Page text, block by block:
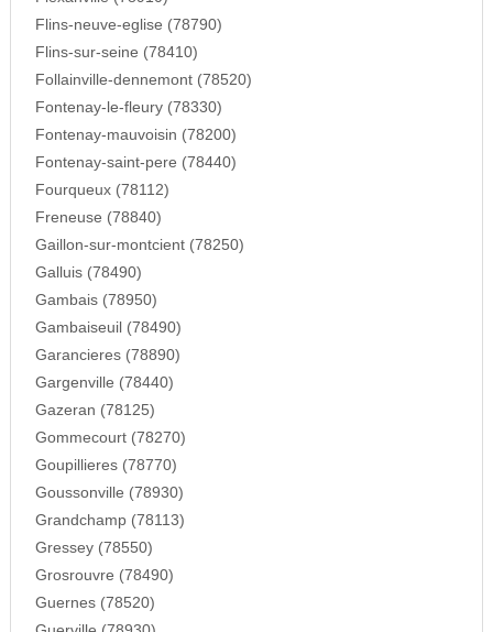
Flins-neuve-eglise (78790)
Flins-sur-seine (78410)
Follainville-dennemont (78520)
Fontenay-le-fleury (78330)
Fontenay-mauvoisin (78200)
Fontenay-saint-pere (78440)
Fourqueux (78112)
Freneuse (78840)
Gaillon-sur-montcient (78250)
Galluis (78490)
Gambais (78950)
Gambaiseuil (78490)
Garancieres (78890)
Gargenville (78440)
Gazeran (78125)
Gommecourt (78270)
Goupillieres (78770)
Goussonville (78930)
Grandchamp (78113)
Gressey (78550)
Grosrouvre (78490)
Guernes (78520)